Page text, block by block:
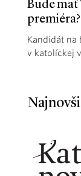
Bude
premiéra?
Kandidát na
v katolíckej